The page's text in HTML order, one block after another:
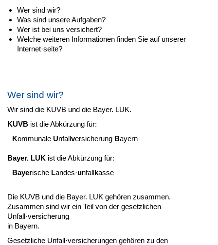
Wer sind wir?
Was sind unsere Aufgaben?
Wer ist bei uns versichert?
Welche weiteren Informationen finden Sie auf unserer
Internet·seite?
Wer sind wir?
Wir sind die KUVB und die Bayer. LUK.
KUVB ist die Abkürzung für:
Kommunale Unfallversicherung Bayern
Bayer. LUK ist die Abkürzung für:
Bayerische Landes·unfallkasse
Die KUVB und die Bayer. LUK gehören zusammen.
Zusammen sind wir ein Teil von der gesetzlichen
Unfall·versicherung
in Bayern.
Gesetzliche Unfall·versicherungen gehören zu den